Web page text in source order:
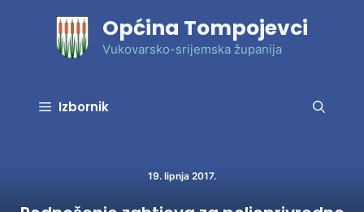
Općina Tompojevci
Vukovarsko-srijemska županija
Izbornik
19. lipnja 2017.